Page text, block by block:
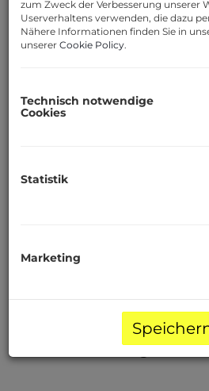
Tel:+43 664
E-Mail:
UID: ATU
Immobilientreuhänder
Berufszweig:
Fachgruppe: FG
zum Zweck der Verbesserung unserer
Userverhaltens verwenden, die dazu
Nähere Informationen finden Sie in
unserer Cookie Policy.
Technisch notwendige
Cookies
Statistik
Marketing